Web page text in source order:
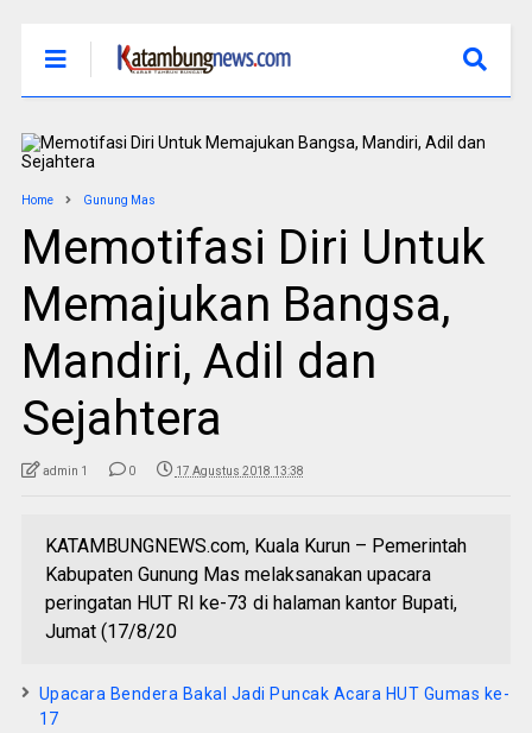
Home Gunung Mas
Memotifasi Diri Untuk
Memajukan Bangsa,
Mandiri, Adil dan
Sejahtera
admin 1 0 17 Agustus 2018 13:38
KATAMBUNGNEWS.com, Kuala Kurun – Pemerintah
Kabupaten Gunung Mas melaksanakan upacara
peringatan HUT RI ke-73 di halaman kantor Bupati,
Jumat (17/8/20
Upacara Bendera Bakal Jadi Puncak Acara HUT Gumas ke-
17